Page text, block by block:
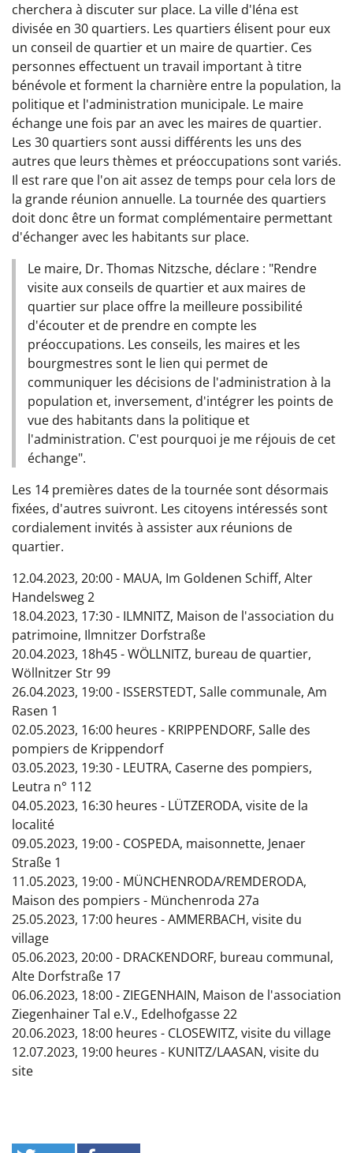
cherchera à discuter sur place. La ville d'Iéna est
divisée en 30 quartiers. Les quartiers élisent pour eux
un conseil de quartier et un maire de quartier. Ces
personnes effectuent un travail important à titre
bénévole et forment la charnière entre la population, la
politique et l'administration municipale. Le maire
échange une fois par an avec les maires de quartier.
Les 30 quartiers sont aussi différents les uns des
autres que leurs thèmes et préoccupations sont variés.
Il est rare que l'on ait assez de temps pour cela lors de
la grande réunion annuelle. La tournée des quartiers
doit donc être un format complémentaire permettant
d'échanger avec les habitants sur place.
Le maire, Dr. Thomas Nitzsche, déclare : "Rendre
visite aux conseils de quartier et aux maires de
quartier sur place offre la meilleure possibilité
d'écouter et de prendre en compte les
préoccupations. Les conseils, les maires et les
bourgmestres sont le lien qui permet de
communiquer les décisions de l'administration à la
population et, inversement, d'intégrer les points de
vue des habitants dans la politique et
l'administration. C'est pourquoi je me réjouis de cet
échange".
Les 14 premières dates de la tournée sont désormais
fixées, d'autres suivront. Les citoyens intéressés sont
cordialement invités à assister aux réunions de
quartier.
12.04.2023, 20:00 - MAUA, Im Goldenen Schiff, Alter
Handelsweg 2
18.04.2023, 17:30 - ILMNITZ, Maison de l'association du
patrimoine, Ilmnitzer Dorfstraße
20.04.2023, 18h45 - WÖLLNITZ, bureau de quartier,
Wöllnitzer Str 99
26.04.2023, 19:00 - ISSERSTEDT, Salle communale, Am
Rasen 1
02.05.2023, 16:00 heures - KRIPPENDORF, Salle des
pompiers de Krippendorf
03.05.2023, 19:30 - LEUTRA, Caserne des pompiers,
Leutra n° 112
04.05.2023, 16:30 heures - LÜTZERODA, visite de la
localité
09.05.2023, 19:00 - COSPEDA, maisonnette, Jenaer
Straße 1
11.05.2023, 19:00 - MÜNCHENRODA/REMDERODA,
Maison des pompiers - Münchenroda 27a
25.05.2023, 17:00 heures - AMMERBACH, visite du
village
05.06.2023, 20:00 - DRACKENDORF, bureau communal,
Alte Dorfstraße 17
06.06.2023, 18:00 - ZIEGENHAIN, Maison de l'association
Ziegenhainer Tal e.V., Edelhofgasse 22
20.06.2023, 18:00 heures - CLOSEWITZ, visite du village
12.07.2023, 19:00 heures - KUNITZ/LAASAN, visite du
site